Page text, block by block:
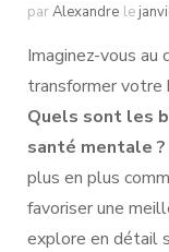
parAlexandre le
Imaginez-vous au
transformer votre
Quels sont les
santé mentale ?
plus en plus
favoriser une
explore en détail